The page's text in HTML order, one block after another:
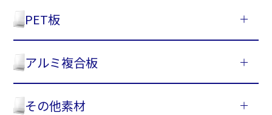
PET板
アルミ複合板
その他素材